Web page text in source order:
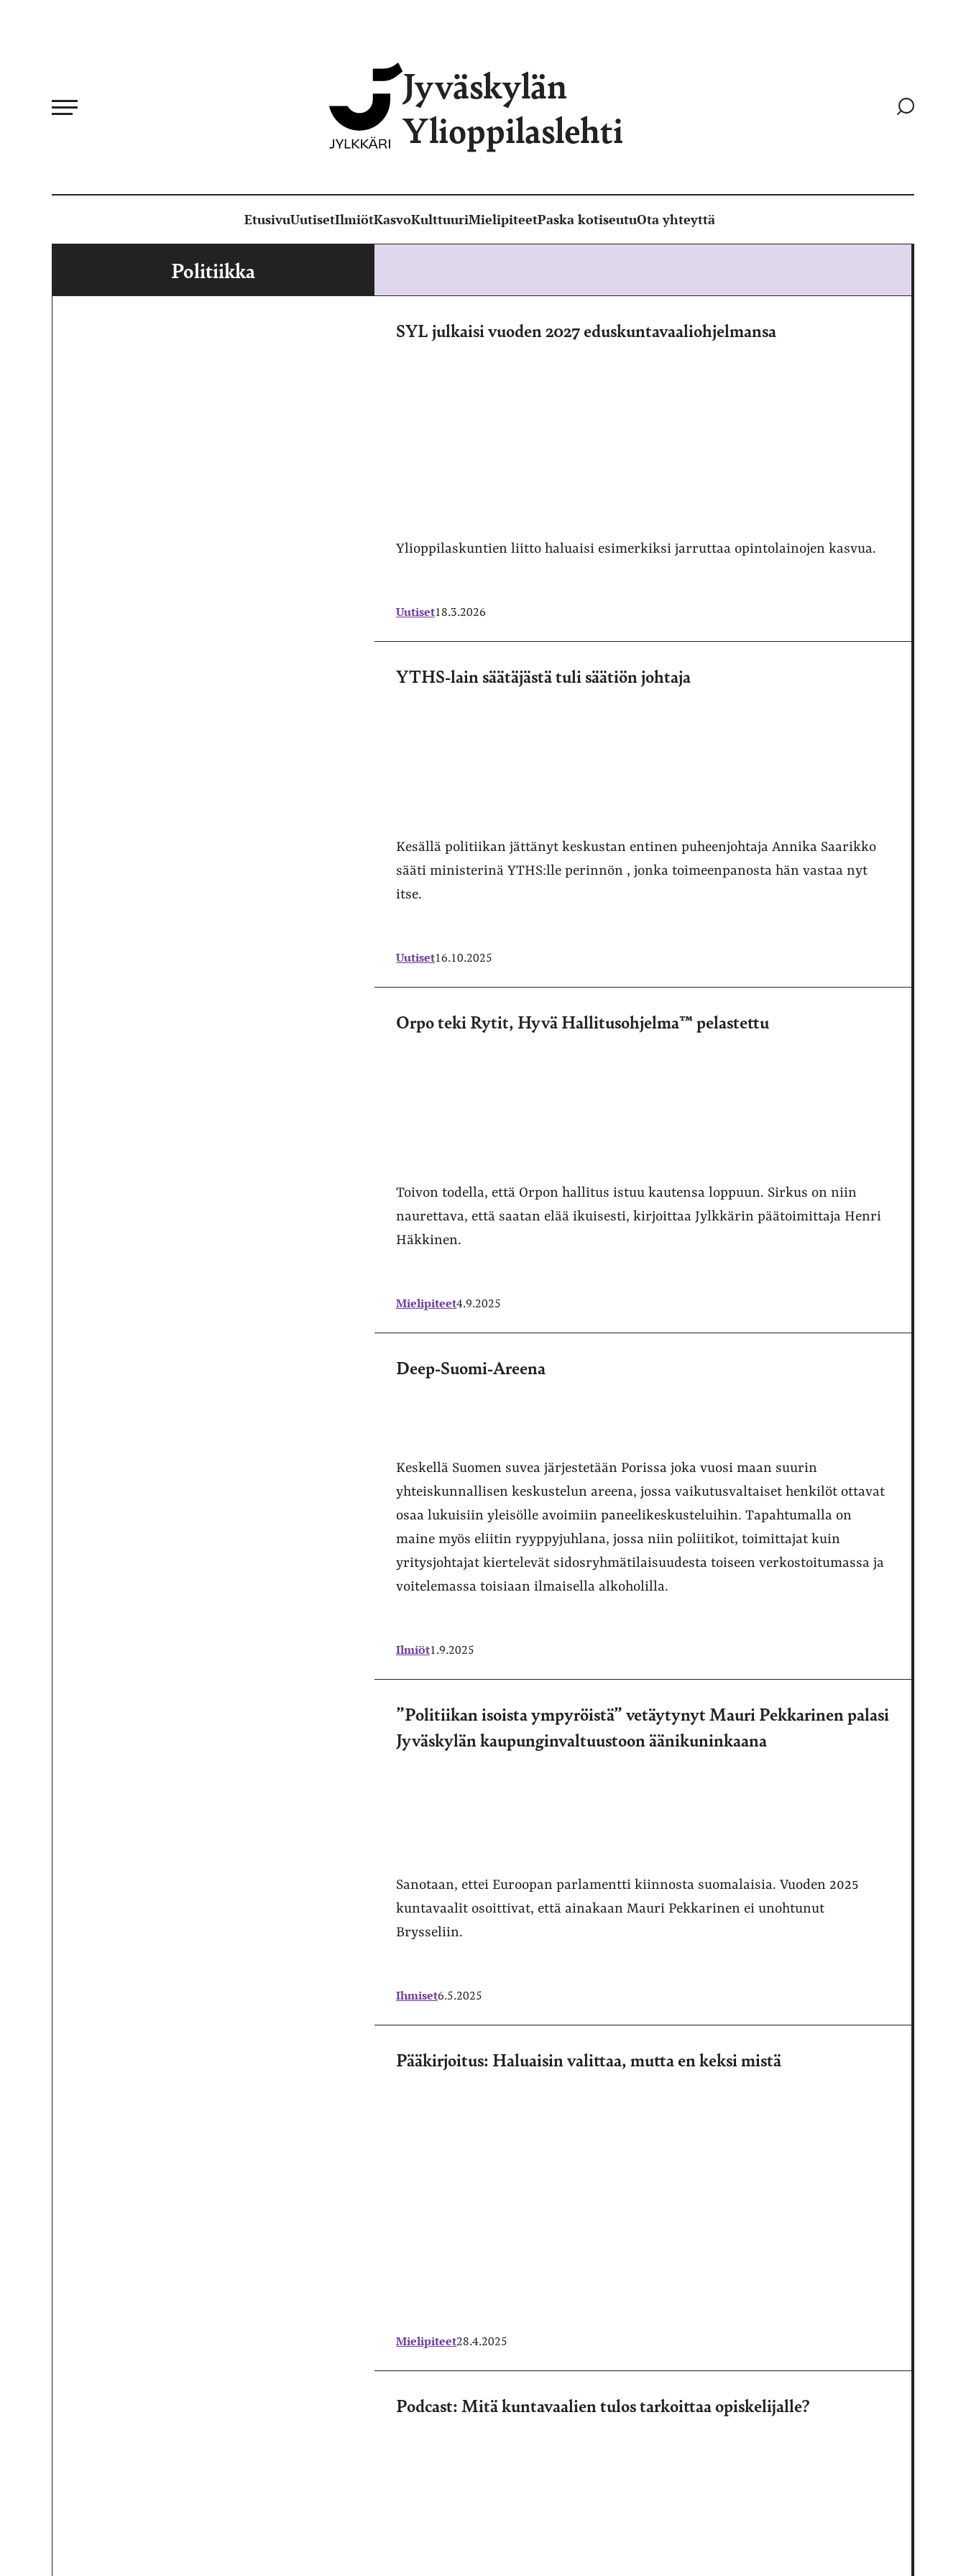
Jyväskylän
Ylioppilaslehti
Siirry
EtusivuUutisetIlmiötKasvoKulttuuriMielipiteetPaska kotiseutuOta yhteyttä
Politiikka
SYL julkaisi vuoden 2027 eduskuntavaaliohjelmansa
Ylioppilaskuntien liitto haluaisi esimerkiksi jarruttaa opintolainojen kasvua.
Uutiset18.3.2026
YTHS-lain säätäjästä tuli säätiön johtaja
Kesällä politiikan jättänyt keskustan entinen puheenjohtaja Annika Saarikko
sääti ministerinä YTHS:lle perinnön , jonka toimeenpanosta hän vastaa nyt
itse.
Uutiset16.10.2025
Orpo teki Rytit, Hyvä Hallitusohjelma™ pelastettu
Toivon todella, että Orpon hallitus istuu kautensa loppuun. Sirkus on niin
naurettava, että saatan elää ikuisesti, kirjoittaa Jylkkärin päätoimittaja Henri
Häkkinen.
Mielipiteet4.9.2025
Deep-Suomi-Areena
Keskellä Suomen suvea järjestetään Porissa joka vuosi maan suurin
yhteiskunnallisen keskustelun areena, jossa vaikutusvaltaiset henkilöt ottavat
osaa lukuisiin yleisölle avoimiin paneelikeskusteluihin. Tapahtumalla on
maine myös eliitin ryyppyjuhlana, jossa niin poliitikot, toimittajat kuin
yritysjohtajat kiertelevät sidosryhmätilaisuudesta toiseen verkostoitumassa ja
voitelemassa toisiaan ilmaisella alkoholilla.
Ilmiöt1.9.2025
”Politiikan isoista ympyröistä” vetäytynyt Mauri Pekkarinen palasi
Jyväskylän kaupunginvaltuustoon äänikuninkaana
Sanotaan, ettei Euroopan parlamentti kiinnosta suomalaisia. Vuoden 2025
kuntavaalit osoittivat, että ainakaan Mauri Pekkarinen ei unohtunut
Brysseliin.
Ihmiset6.5.2025
Pääkirjoitus: Haluaisin valittaa, mutta en keksi mistä
Mielipiteet28.4.2025
Podcast: Mitä kuntavaalien tulos tarkoittaa opiskelijalle?